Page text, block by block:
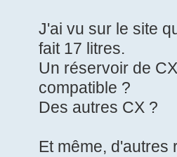
J'ai vu sur le site
fait 17 litres.
Un réservoir de
compatible ?
Des autres CX ?
Et même, d'autres